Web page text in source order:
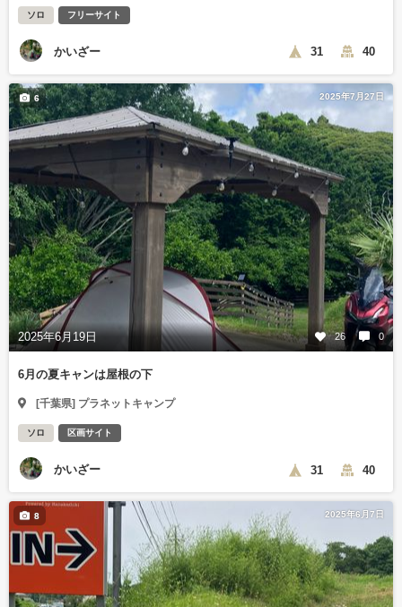
ソロ フリーサイト
かいざー 31 40
2025年7月27日
2025年6月19日 26 0
6
6月の夏キャンは屋根の下
[千葉県] プラネットキャンプ
ソロ 区画サイト
かいざー 31 40
2025年6月7日
8